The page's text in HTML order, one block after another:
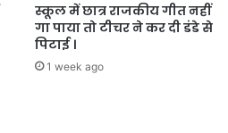
स्कूल में छात्र राजकीय गीत नहीं
गा पाया तो टीचर ने कर दी डंडे से
पिटाई ।
1 week ago